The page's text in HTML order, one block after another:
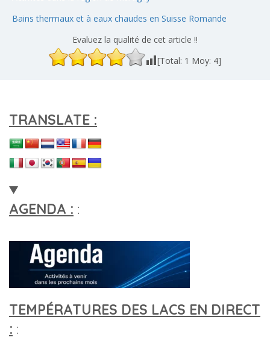
Bains thermaux et à eaux chaudes en Suisse Romande
Evaluez la qualité de cet article !!
[Total: 1 Moy: 4]
TRANSLATE :
AGENDA : :
TEMPÉRATURES DES LACS EN DIRECT
: :